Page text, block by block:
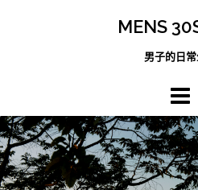
MENS
男子的日